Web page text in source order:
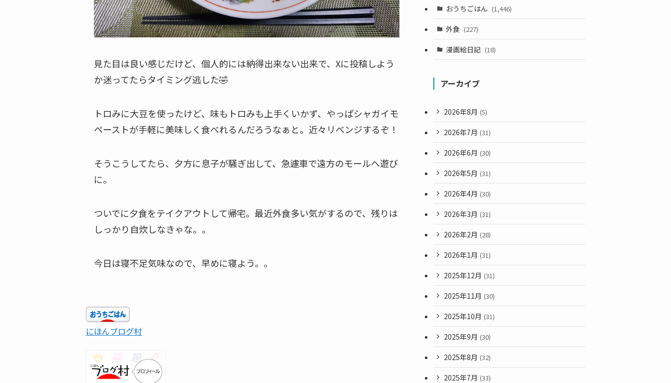
見た目は良い感じだけど、個人的には納得出来ない出来で、Xに投稿しよう
か迷ってたらタイミング逃した🤣
トロみに大豆を使ったけど、味もトロみも上手くいかず、やっぱシャガイモ
ペーストが手軽に美味しく食べれるんだろうなぁと。近々リベンジするぞ！
そうこうしてたら、夕方に息子が騒ぎ出して、急遽車で遠方のモールへ遊び
に。
ついでに夕食をテイクアウトして帰宅。最近外食多い気がするので、残りは
しっかり自炊しなきゃな。。
今日は寝不足気味なので、早めに寝よう。。
にほんブログ村
おうちごはん (1,446)
外食 (227)
漫画絵日記 (18)
アーカイブ
2026年8月 (5)
2026年7月 (31)
2026年6月 (30)
2026年5月 (31)
2026年4月 (30)
2026年3月 (31)
2026年2月 (28)
2026年1月 (31)
2025年12月 (31)
2025年11月 (30)
2025年10月 (31)
2025年9月 (30)
2025年8月 (32)
2025年7月 (33)